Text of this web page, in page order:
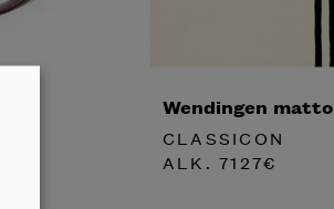
Wendingen matto
CLASSICON
ALK.7127€